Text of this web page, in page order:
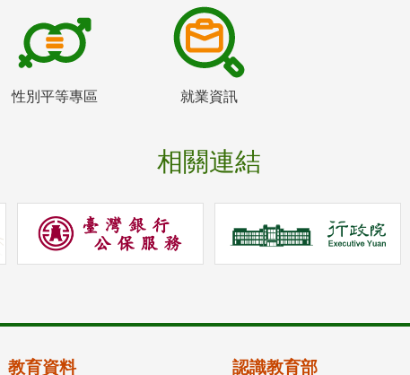
性別平等專區 就業資訊
相關連結
教育資料 認識教育部